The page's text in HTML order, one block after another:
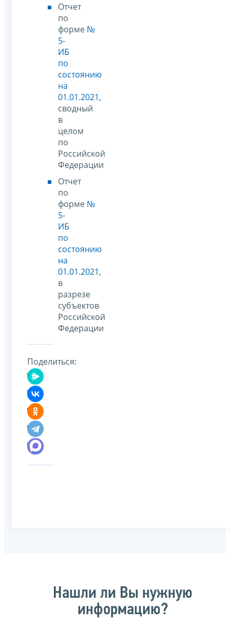
Отчет
по
форме №
5-
ИБ
по
состоянию
на
01.01.2021,
сводный
в
целом
по
Российской
Федерации
Отчет
по
форме №
5-
ИБ
по
состоянию
на
01.01.2021,
в
разрезе
субъектов
Российской
Федерации
Поделиться:
Нашли ли Вы нужную
информацию?